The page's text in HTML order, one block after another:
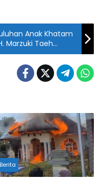
Anak Khatam
Marzuki Taeh
Berita